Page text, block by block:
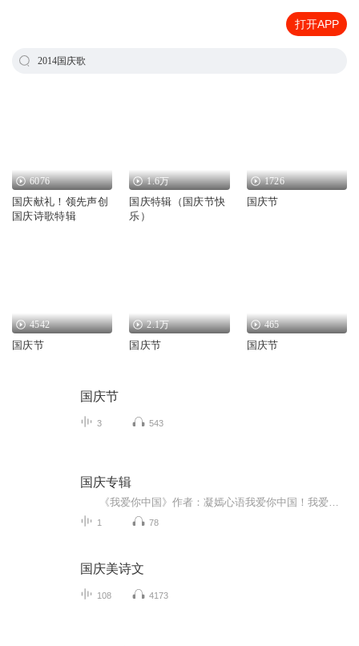
打开APP
2014国庆歌
6076
国庆献礼！领先声创
国庆诗歌特辑
1.6万
国庆特辑（国庆节快
乐）
1726
国庆节
4542
国庆节
2.1万
国庆节
465
国庆节
国庆节
3 543
国庆专辑
1 78
国庆美诗文
108 4173